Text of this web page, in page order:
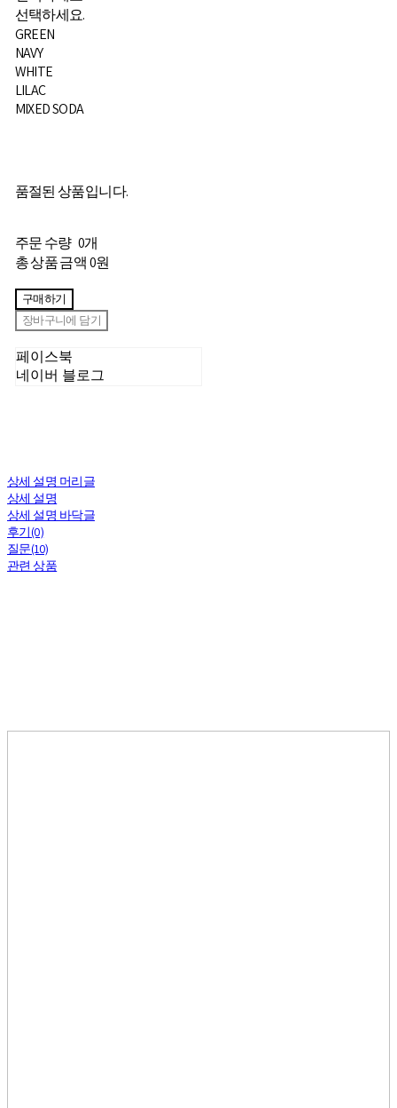
선택하세요.
GREEN
NAVY
WHITE
LILAC
MIXED SODA
품절된 상품입니다.
주문 수량 0개
총 상품 금액0원
구매하기
장바구니에 담기
페이스북
네이버 블로그
상세 설명 머리글
상세 설명
상세 설명 바닥글
후기(0)
질문(10)
관련 상품